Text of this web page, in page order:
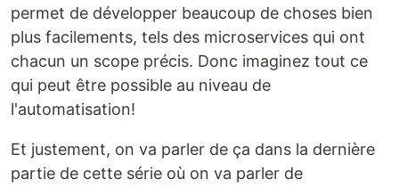
permet de développer beaucoup de choses bien
plus facilements, tels des microservices qui ont
chacun un scope précis. Donc imaginez tout ce
qui peut être possible au niveau de
l'automatisation!
Et justement, on va parler de ça dans la dernière
partie de cette série où on va parler de